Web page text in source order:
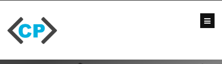
Blog
Vidéo
content